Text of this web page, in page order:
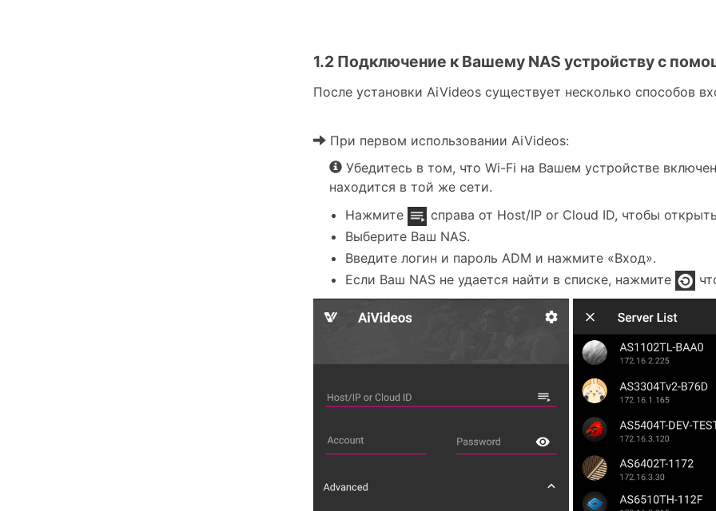
1.2 Подключение к Вашему NAS устройству с
После установки AiVideos существует несколько способов
При первом использовании AiVideos:
Убедитесь в том, что Wi-Fi на Вашем устройстве
находится в той же сети.
Нажмите
справа от Host/IP or Cloud ID, чтобы
Выберите Ваш NAS.
Введите логин и пароль ADM и нажмите «Вход».
Если Ваш NAS не удается найти в списке, нажмите